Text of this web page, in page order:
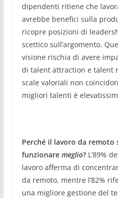
dipendenti ritiene che
avrebbe benefici sulla
ricopre posizioni di
scettico sull’argomento.
visione rischia di avere
di talent attraction e talent
scale valoriali non
migliori talenti è
Perché il lavoro da remoto
funzionare meglio? L’89%
lavoro afferma di
da remoto, mentre l’82%
una migliore gestione del